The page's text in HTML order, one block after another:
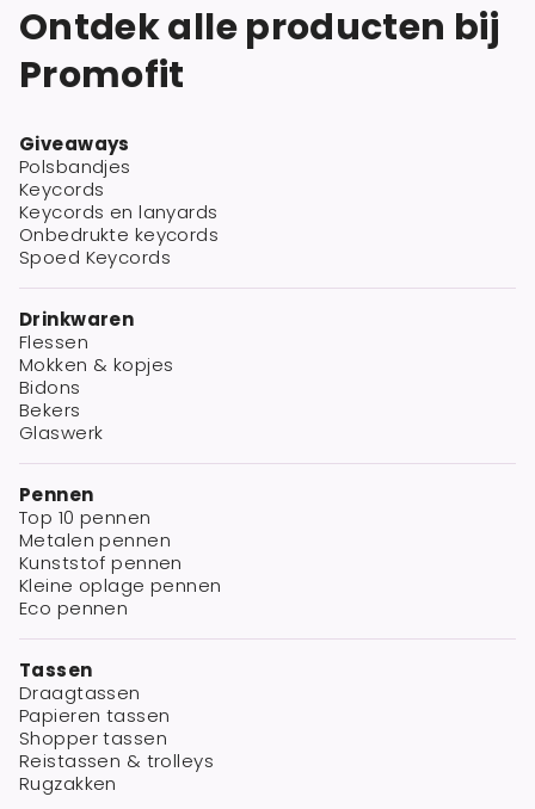
Ontdek alle producten bij
Promofit
Giveaways
Polsbandjes
Keycords
Keycords en lanyards
Onbedrukte keycords
Spoed Keycords
Drinkwaren
Flessen
Mokken & kopjes
Bidons
Bekers
Glaswerk
Pennen
Top 10 pennen
Metalen pennen
Kunststof pennen
Kleine oplage pennen
Eco pennen
Tassen
Draagtassen
Papieren tassen
Shopper tassen
Reistassen & trolleys
Rugzakken